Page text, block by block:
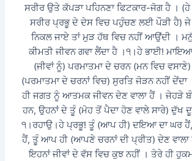
ਸਰੀਰ ਉਤੇ ਕੱਪੜਾ ਪਹਿਨਣਾ ਫਿਟਕਾਰ-ਜੋਗ ਹੈ ।
ਸਰੀਰ ਪ੍ਰਭੂ ਦੇ ਦੇਸ ਵਿਚ ਪਹੁੰਚਣ ਲਈ ਪੌੜੀ ਹੈ)
ਨਿਕਲ ਜਾਏ ਤਾਂ ਮੁੜ ਹੱਥ ਵਿਚ ਨਹੀਂ ਆਉਂਦੀ ।
ਕੀਮਤੀ ਜੀਵਨ ਗਵਾ ਲੈਂਦਾ ਹੈ ।੧।ਹੇ ਭਾਈ!
(ਜੀਵਾਂ ਨੂੰ) ਪਰਮਾਤਮਾ ਦੇ ਚਰਨ (ਮਨ ਵਿਚ
(ਪਰਮਾਤਮਾ ਦੇ ਚਰਨਾਂ ਵਿਚ) ਸੁਰਤਿ ਜੋੜਨ ਨਹੀਂ
ਹੀ ਜਗਤ ਨੂੰ ਆਤਮਕ ਜੀਵਨ ਦੇਣ ਵਾਲਾ ਹੈਂ । ਜੇਹੜੇ
ਹਨ, ਉਹਨਾਂ ਦੇ ਤੂੰ (ਮੋਹ ਤੋਂ ਪੈਦਾ ਹੋਣ ਵਾਲੇ ਸਾਰੇ) ਦੁੱਖ
੧।ਰਹਾਉ।ਹੇ ਪ੍ਰਭੂ! ਤੂੰ (ਆਪ ਹੀ) ਦਇਆ ਦਾ ਘਰ
ਹੈਂ, ਤੂੰ ਆਪ ਹੀ (ਆਪਣੇ ਚਰਨਾਂ ਦੀ ਪ੍ਰੀਤ) ਦੇਣ ਵਾਲਾ
ਇਹਨਾਂ ਜੀਵਾਂ ਦੇ ਵੱਸ ਵਿਚ ਕੁਝ ਨਹੀਂ । ਤੇਰੇ ਹੀ